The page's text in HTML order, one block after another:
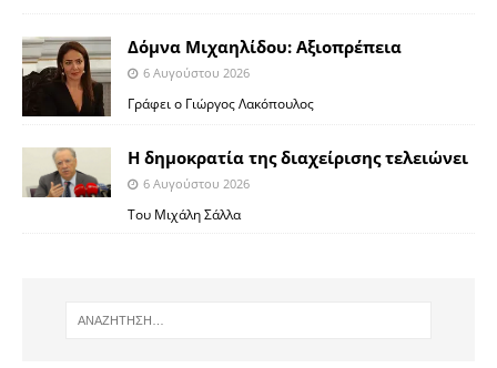
Δόμνα Μιχαηλίδου: Αξιοπρέπεια
6 Αυγούστου 2026
Γράφει ο Γιώργος Λακόπουλος
Η δημοκρατία της διαχείρισης τελειώνει
6 Αυγούστου 2026
Του Μιχάλη Σάλλα